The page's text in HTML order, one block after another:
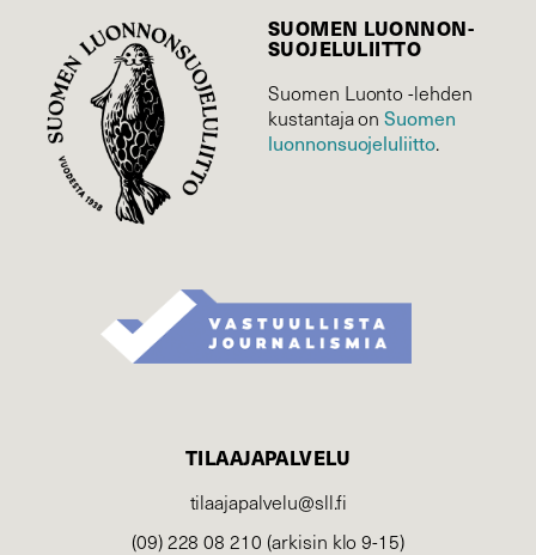
SUOMEN LUONNON­
SUOJELU­LIITTO
Suomen Luonto -lehden
kustantaja onSuomen
luonnonsuojelu­liitto.
TILAAJAPALVELU
tilaajapalvelu@sll.fi
(09) 228 08 210 (arkisin klo 9-15)